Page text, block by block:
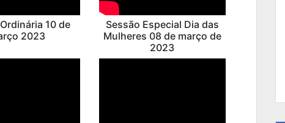
10 de
2023
Sessão Especial Dia das
Mulheres 08 de março de
2023